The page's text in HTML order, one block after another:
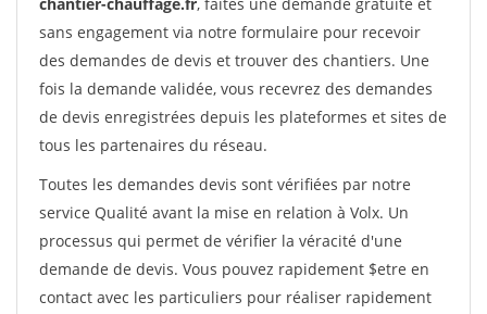
sans engagement via notre formulaire pour recevoir
des demandes de devis et trouver des chantiers. Une
fois la demande validée, vous recevrez des demandes
de devis enregistrées depuis les plateformes et sites de
tous les partenaires du réseau.
Toutes les demandes devis sont vérifiées par notre
service Qualité avant la mise en relation à Volx. Un
processus qui permet de vérifier la véracité d'une
demande de devis. Vous pouvez rapidement $etre en
contact avec les particuliers pour réaliser rapidement